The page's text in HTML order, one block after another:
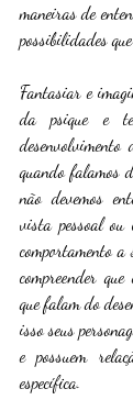
maneiras de
possibilidades que
Fantasiar e
da psique e
quando falamos
não devemos
vista pessoal ou
comportamento a
compreender
que falam do
isso seus
e possuem
específica.